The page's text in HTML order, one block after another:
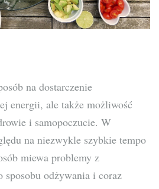
na dostarczenie
energii, ale także możliwość
i samopoczucie. W
na niezwykle szybkie tempo
miewa problemy z
sposobu odżywania i coraz